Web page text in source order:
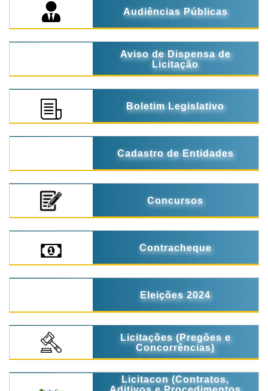
Audiências Públicas
Aviso de Dispensa de
Licitação
Boletim Legislativo
Cadastro de Entidades
Concursos
Contracheque
Eleições 2024
Licitações (Pregões e
Concorrências)
Licitacon (Contratos,